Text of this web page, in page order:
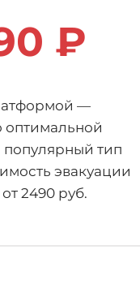
₽
—
оптимальной
тип
эвакуации
2490 руб.